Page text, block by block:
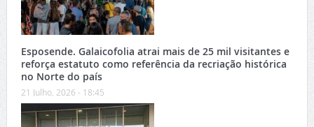
Esposende. Galaicofolia atrai mais de 25 mil visitantes e
reforça estatuto como referência da recriação histórica
no Norte do país
21 Julho, 2026 - 18:45